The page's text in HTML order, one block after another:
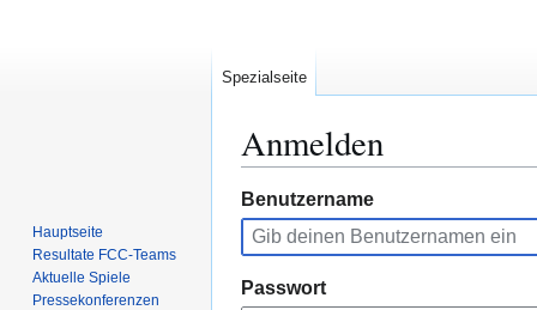
Anmelden
Zur
Navigation
springen
Zur
Suche
springen
Benutzername
Passwort
Spezialseite
Hauptseite
Resultate FCC-Teams
Aktuelle Spiele
Pressekonferenzen